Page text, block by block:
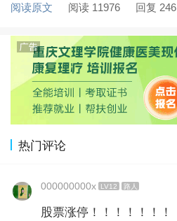
阅读原文 阅读 11976 回复 246
热门评论
000000000x LV12 路人
股票涨停！！！！！！！